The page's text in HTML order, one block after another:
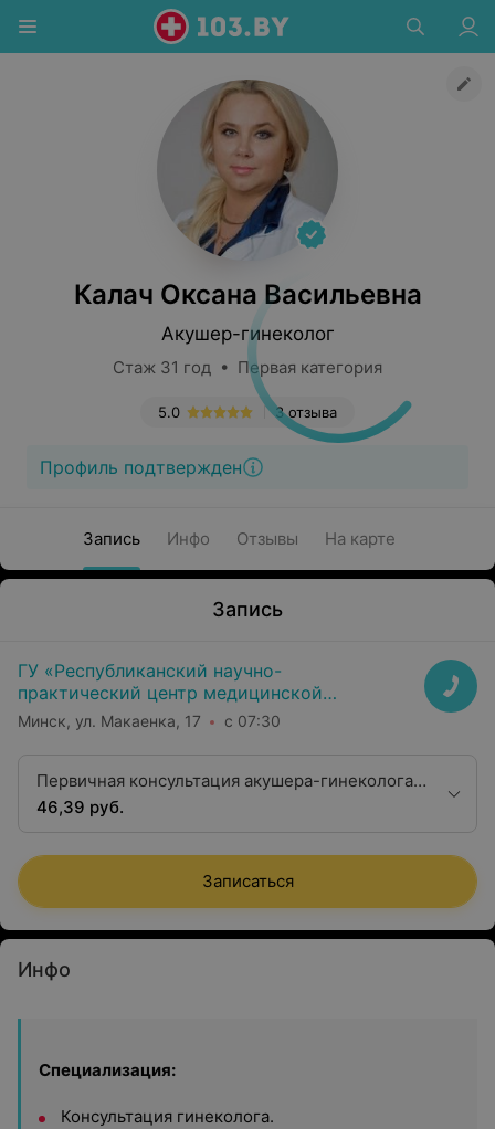
Калач Оксана Васильевна
Акушер-гинеколог
Стаж 31 год • Первая категория
3 отзыва
5.0
Профиль подтвержден
Запись Инфо Отзывы На карте
Запись
ГУ «Республиканский научно-
практический центр медицинской
экспертизы и реабилитаци»
Минск, ул. Макаенка, 17 с 07:30
Первичная консультация акушера-гинеколога
первой квалификационной категории
46,39 руб.
Записаться
Инфо
Специализация:
Консультация гинеколога.